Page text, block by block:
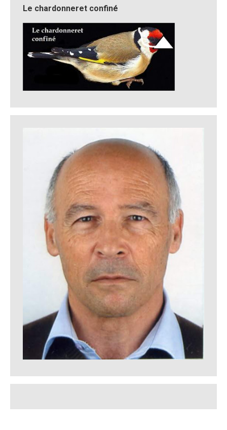
Le chardonneret confiné